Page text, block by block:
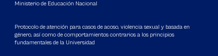
Ministerio de Educación Nacional
Protocolo de atención para casos de acoso, violencia sexual y basada en
género, así como de comportamientos contrarios a los principios
fundamentales de la Universidad